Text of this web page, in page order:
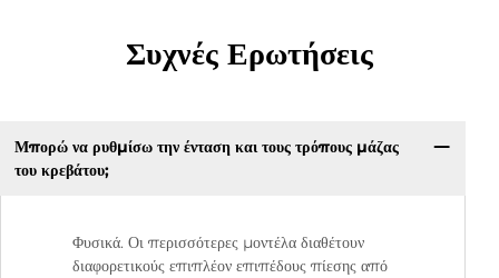
Συχνές Ερωτήσεις
Μπορώ να ρυθμίσω την ένταση και τους τρόπους μάζας
του κρεβάτου;
Φυσικά. Οι περισσότερες μοντέλα διαθέτουν
διαφορετικούς επιπλέον επιπέδους πίεσης από